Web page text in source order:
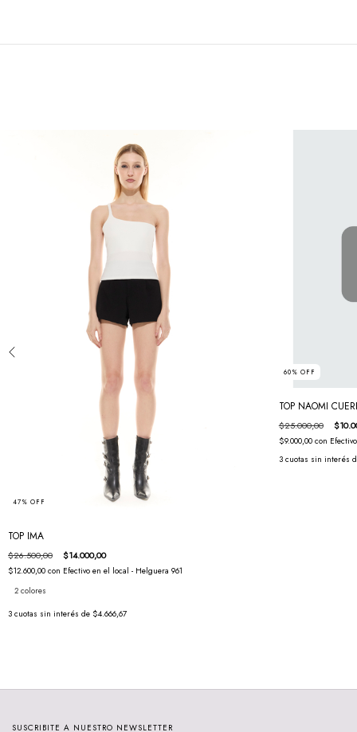
47% OFF
TOP IMA
$26.500,00 $14.000,00
$12.600,00 con Efectivo en el local - Helguera 961
2 colores
3 cuotas sin interés de $4.666,67
60% OFF
TOP NAOMI
$25.000,00
$9.000,00 con
3 cuotas sin interés
SUSCRIBITE A NUESTRO NEWSLETTER